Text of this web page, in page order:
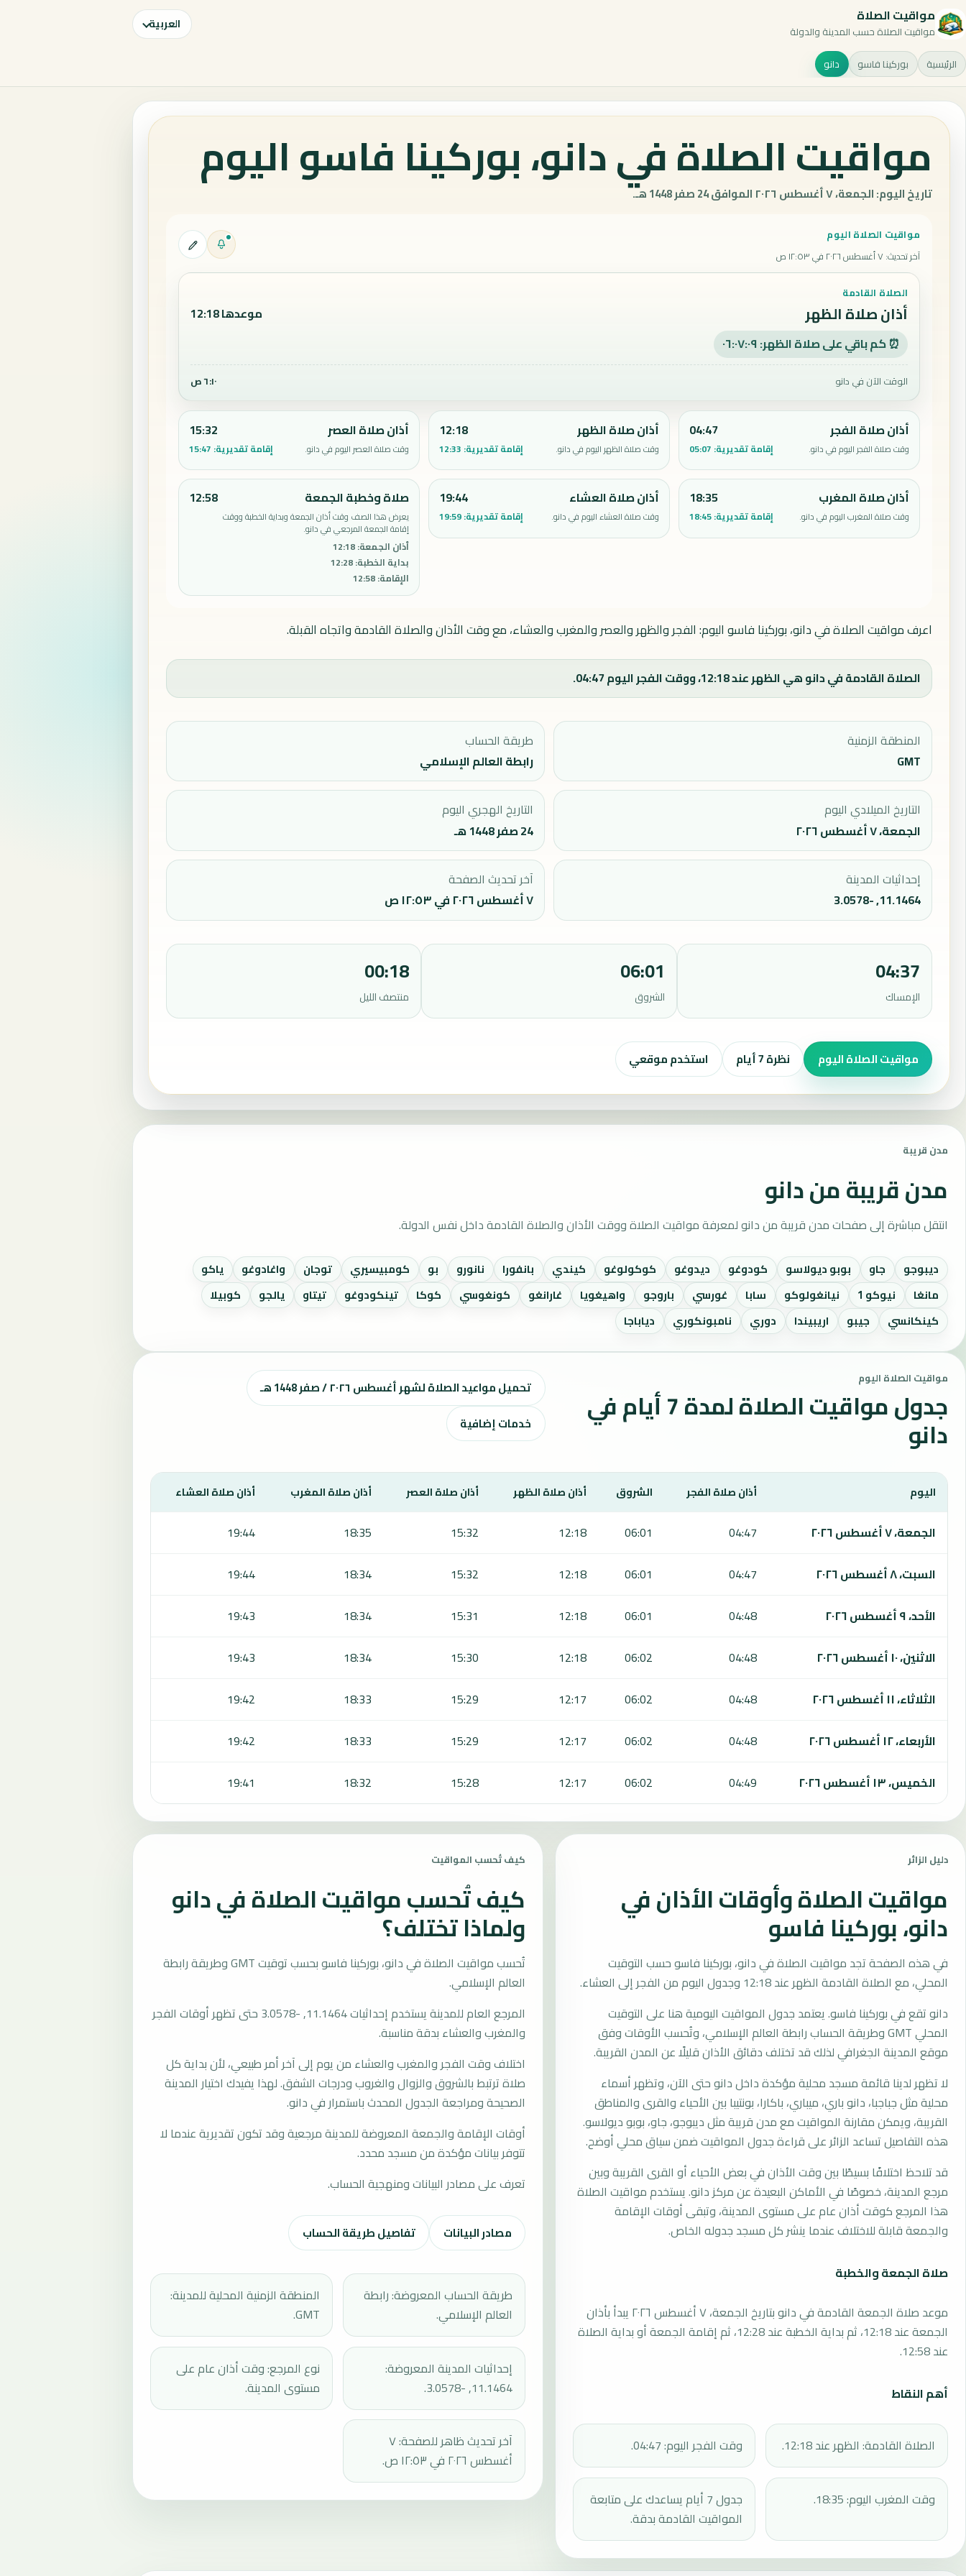
مواقيت الصلاة
مواقيت الصلاة حسب المدينة والدولة العربية
الرئيسية بوركينا فاسو دانو
مواقيت الصلاة في دانو، بوركينا فاسو اليوم
تاريخ اليوم: الجمعة، ٧ أغسطس ٢٠٢٦ الموافق 24 صفر 1448 هـ.
مواقيت الصلاة اليوم
آخر تحديث:٧ أغسطس ٢٠٢٦ في ١٢:٥٣ ص
الصلاة القادمة
أذان صلاة الظهر موعدها 12:18
⏰ كم باقي على صلاة الظهر: ٠٦:٠٧:٠٨
الوقت الآن في دانو ٦:١٠ ص
أذان صلاة الفجر
وقت صلاة الفجر اليوم في دانو.
04:47
إقامة تقديرية: 05:07
أذان صلاة الظهر
وقت صلاة الظهر اليوم في دانو.
12:18
إقامة تقديرية: 12:33
أذان صلاة العصر
وقت صلاة العصر اليوم في دانو.
15:32
إقامة تقديرية: 15:47
أذان صلاة المغرب
وقت صلاة المغرب اليوم في دانو.
18:35
إقامة تقديرية:18:45
أذان صلاة العشاء
وقت صلاة العشاء اليوم في دانو.
19:44
إقامة تقديرية:19:59
صلاة وخطبة الجمعة
يعرض هذا الصف وقت أذان الجمعة وبداية الخطبة ووقت
إقامة الجمعة المرجعي في دانو.
أذان الجمعة:
12:18
بداية الخطبة:
12:28
الإقامة:
12:58
12:58
اعرف مواقيت الصلاة في دانو، بوركينا فاسو اليوم: الفجر والظهر والعصر والمغرب والعشاء، مع وقت الأذان والصلاة القادمة واتجاه القبلة.
الصلاة القادمة في دانو هي الظهر عند 12:18، ووقت الفجر اليوم 04:47.
المنطقة الزمنية
GMT
طريقة الحساب
رابطة العالم الإسلامي
التاريخ الميلادي اليوم
الجمعة، ٧ أغسطس ٢٠٢٦
التاريخ الهجري اليوم
24 صفر 1448 هـ
إحداثيات المدينة
11.1464, -3.0578
آخر تحديث الصفحة
٧ أغسطس ٢٠٢٦ في ١٢:٥٣ ص
04:37
الإمساك
06:01
الشروق
00:18
منتصف الليل
مواقيت الصلاة اليوم نظرة 7 أيام استخدم موقعي
مدن قريبة
مدن قريبة من دانو
انتقل مباشرة إلى صفحات مدن قريبة من دانو لمعرفة مواقيت الصلاة ووقت الأذان والصلاة القادمة داخل نفس الدولة.
ديبوجو جاو بوبو ديولاسو كودوغو ديدوغو كوكولوغو كيندي بانفورا نانورو بو كومبيسيري توجان واغادوغو
ياكو
مانغا
نيوكو 1 نيانغولوكو سابا غورسي باروجو واهيغويا غارانغو كونغوسي كوكا تينكودوغو تيتاو يالجو
كوبيلا
كينكانسي
جيبو اريبيندا دوري نامبونكوري دياباجا
مواقيت الصلاة اليوم
جدول مواقيت الصلاة لمدة 7 أيام في
دانو
تحميل مواعيد الصلاة لشهر أغسطس ٢٠٢٦ / صفر 1448 هـ
خدمات إضافية
يعرض هذا الجدول مواقيت الصلاة لمدة 7 أيام في دانو، بما يشمل الفجر والشروق والظهر والعصر والمغرب والعشاء.
اليوم أذان صلاة الفجر الشروق أذان صلاة الظهر أذان صلاة العصر أذان صلاة المغرب أذان صلاة العشاء
الجمعة، ٧ أغسطس ٢٠٢٦ 04:47
06:01
12:18
15:32
18:35
19:44
السبت، ٨ أغسطس ٢٠٢٦
04:47
06:01
12:18
15:32
18:34
19:44
الأحد، ٩ أغسطس ٢٠٢٦
04:48
06:01
12:18
15:31
18:34
19:43
الاثنين، ١٠ أغسطس ٢٠٢٦
04:48
06:02
12:18
15:30
18:34
19:43
الثلاثاء، ١١ أغسطس ٢٠٢٦
04:48
06:02
12:17
15:29
18:33
19:42
الأربعاء، ١٢ أغسطس ٢٠٢٦
04:48
06:02
12:17
15:29
18:33
19:42
الخميس، ١٣ أغسطس ٢٠٢٦
04:49
06:02
12:17
15:28
18:32
19:41
دليل الزائر
مواقيت الصلاة وأوقات الأذان في
دانو، بوركينا فاسو
في هذه الصفحة تجد مواقيت الصلاة في دانو، بوركينا فاسو حسب التوقيت
المحلي، مع الصلاة القادمة الظهر عند 12:18 وجدول اليوم من الفجر إلى العشاء.
دانو تقع في بوركينا فاسو. يعتمد جدول المواقيت اليومية هنا على التوقيت
المحلي GMT وطريقة الحساب رابطة العالم الإسلامي، وتُحسب الأوقات وفق
موقع المدينة الجغرافي لذلك قد تختلف دقائق الأذان قليلًا عن المدن القريبة.
لا تظهر لدينا قائمة مسجد محلية مؤكدة داخل دانو حتى الآن، وتظهر أسماء
محلية مثل جباجبا، دانو باري، ميباري، باكارا، بونتيبا بين الأحياء والقرى والمناطق
القريبة، ويمكن مقارنة المواقيت مع مدن قريبة مثل ديبوجو، جاو، بوبو ديولاسو.
هذه التفاصيل تساعد الزائر على قراءة جدول المواقيت ضمن سياق محلي أوضح.
قد تلاحظ اختلافًا بسيطًا بين وقت الأذان في بعض الأحياء أو القرى القريبة وبين
مرجع المدينة، خصوصًا في الأماكن البعيدة عن مركز دانو. يستخدم مواقيت الصلاة
هذا المرجع كوقت أذان عام على مستوى المدينة، وتبقى أوقات الإقامة
والجمعة قابلة للاختلاف عندما ينشر كل مسجد جدوله الخاص.
صلاة الجمعة والخطبة
موعد صلاة الجمعة القادمة في دانو بتاريخ الجمعة، ٧ أغسطس ٢٠٢٦ يبدأ بأذان
الجمعة عند 12:18، ثم بداية الخطبة عند 12:28، ثم إقامة الجمعة أو بداية الصلاة
عند 12:58.
أهم النقاط
الصلاة القادمة: الظهر عند 12:18. وقت الفجر اليوم: 04:47.
وقت المغرب اليوم: 18:35.
جدول 7 أيام يساعدك على متابعة
المواقيت القادمة بدقة.
كيف تُحسب المواقيت
كيف تُحسب مواقيت الصلاة في دانو
ولماذا تختلف؟
تُحسب مواقيت الصلاة في دانو، بوركينا فاسو بحسب توقيت GMT وطريقة رابطة
العالم الإسلامي.
المرجع العام للمدينة يستخدم إحداثيات 11.1464, -3.0578 حتى تظهر أوقات الفجر
والمغرب والعشاء بدقة مناسبة.
اختلاف وقت الفجر والمغرب والعشاء من يوم إلى آخر أمر طبيعي، لأن بداية كل
صلاة ترتبط بالشروق والزوال والغروب ودرجات الشفق. لهذا يفيدك اختيار المدينة
الصحيحة ومراجعة الجدول المحدث باستمرار في دانو.
أوقات الإقامة والجمعة المعروضة للمدينة مرجعية وقد تكون تقديرية عندما لا
تتوفر بيانات مؤكدة من مسجد محدد.
تعرف على مصادر البيانات ومنهجية الحساب.
مصادر البيانات تفاصيل طريقة الحساب
طريقة الحساب المعروضة: رابطة
العالم الإسلامي.
المنطقة الزمنية المحلية للمدينة:
GMT.
إحداثيات المدينة المعروضة:
11.1464, -3.0578.
نوع المرجع: وقت أذان عام على
مستوى المدينة.
آخر تحديث ظاهر للصفحة: ٧
أغسطس ٢٠٢٦ في ١٢:٥٣ ص.